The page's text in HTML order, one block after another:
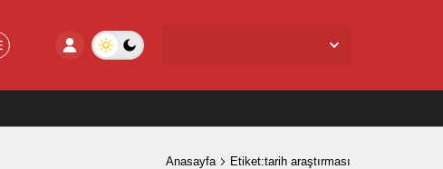
Anasayfa Etiket:tarih araştırması